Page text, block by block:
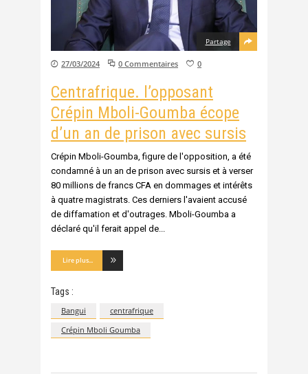
Partage
27/03/2024 0 Commentaires 0
Centrafrique. l’opposant
Crépin Mboli-Goumba écope
d’un an de prison avec sursis
Crépin Mboli-Goumba, figure de l'opposition, a été
condamné à un an de prison avec sursis et à verser
80 millions de francs CFA en dommages et intérêts
à quatre magistrats. Ces derniers l'avaient accusé
de diffamation et d'outrages. Mboli-Goumba a
déclaré qu'il ferait appel de
Lire plus...
Tags :
Bangui
centrafrique
Crépin Mboli Goumba